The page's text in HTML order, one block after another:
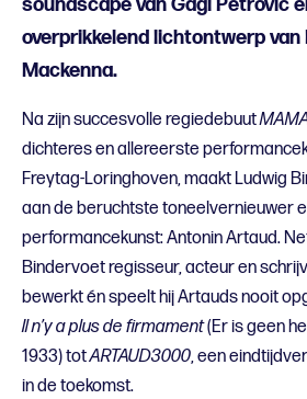
soundscape van Gagi Petrovic
overprikkelend lichtontwerp van
Mackenna.
Na zijn succesvolle regiedebuut
dichteres en allereerste
Freytag-Loringhoven, maakt Ludwig
aan de beruchtste toneelvernieuwer
performancekunst: Antonin Artaud.
Bindervoet regisseur, acteur en
bewerkt én speelt hij Artauds nooit
Il n’y a plus de firmament(Er is geen
1933) totARTAUD3000, een
in de toekomst.